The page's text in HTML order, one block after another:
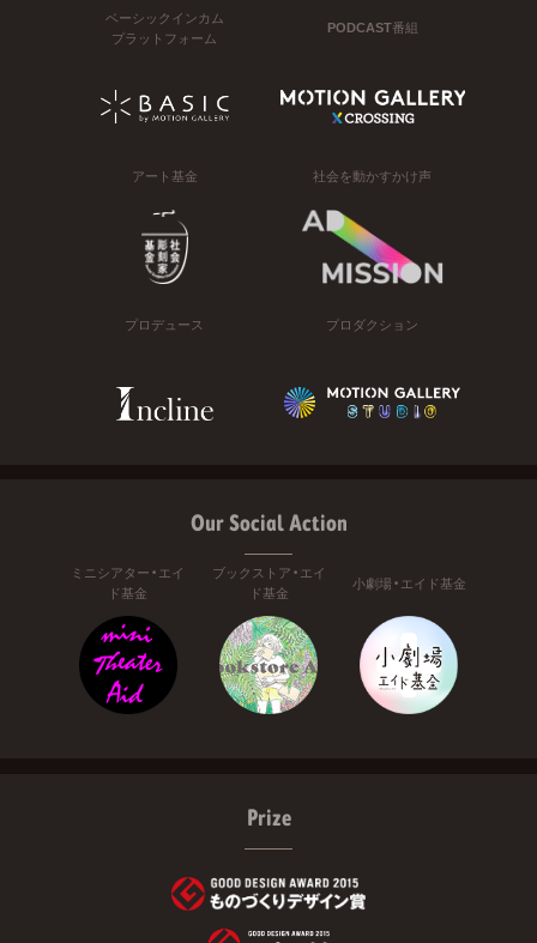
ベーシックインカム
プラットフォーム
PODCAST番組
アート基金 社会を動かすかけ声
プロデュース プロダクション
Our Social Action
ミニシアター・エイ
ド基金
ブックストア・エイ
ド基金
小劇場・エイド基金
Prize